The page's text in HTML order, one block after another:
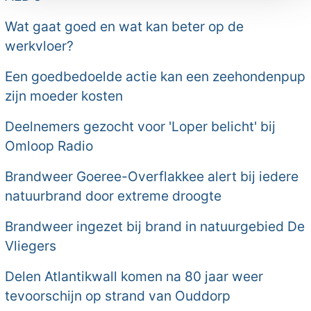
Wat gaat goed en wat kan beter op de
werkvloer?
Een goedbedoelde actie kan een zeehondenpup
zijn moeder kosten
Deelnemers gezocht voor 'Loper belicht' bij
Omloop Radio
Brandweer Goeree-Overflakkee alert bij iedere
natuurbrand door extreme droogte
Brandweer ingezet bij brand in natuurgebied De
Vliegers
Delen Atlantikwall komen na 80 jaar weer
tevoorschijn op strand van Ouddorp